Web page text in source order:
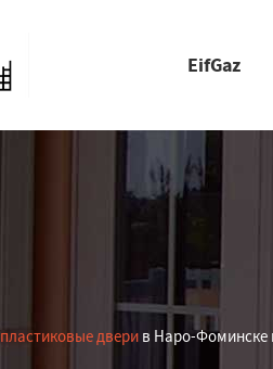
EifGaz
пластиковые дверив Наро-Фоминске